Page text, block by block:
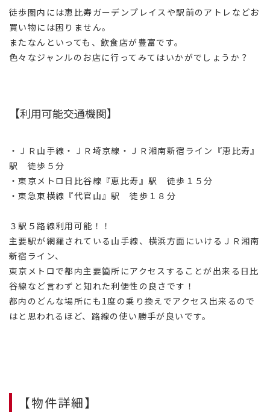
徒歩圏内には恵比寿ガーデンプレイスや駅前のアトレなどお
買い物には困りません。
またなんといっても、飲食店が豊富です。
色々なジャンルのお店に行ってみてはいかがでしょうか？
【利用可能交通機関】
・ＪＲ山手線・ＪＲ埼京線・ＪＲ湘南新宿ライン『恵比寿』
駅 徒歩５分
・東京メトロ日比谷線『恵比寿』駅 徒歩１５分
・東急東横線『代官山』駅 徒歩１８分
３駅５路線利用可能！！
主要駅が網羅されている山手線、横浜方面にいけるＪＲ湘南
新宿ライン、
東京メトロで都内主要箇所にアクセスすることが出来る日比
谷線など言わずと知れた利便性の良さです！
都内のどんな場所にも1度の乗り換えでアクセス出来るので
はと思われるほど、路線の使い勝手が良いです。
【物件詳細】